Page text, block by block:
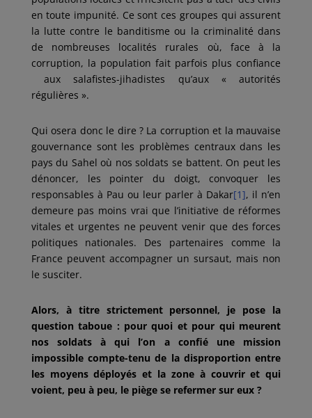
en toute impunité. Ce sont ces groupes qui assurent
la lutte contre le banditisme ou la criminalité dans
de nombreuses localités rurales où, face à la
corruption, la population fait parfois plus confiance
aux salafistes-jihadistes qu’aux « autorités
régulières ».
Qui osera donc le dire ? La corruption et la mauvaise
gouvernance sont les problèmes centraux dans les
pays du Sahel où nos soldats se battent. On peut les
dénoncer, les pointer du doigt, convoquer les
responsables à Pau ou leur parler à Dakar[1], il n’en
demeure pas moins vrai que l’initiative de réformes
vitales et urgentes ne peuvent venir que des forces
politiques nationales. Des partenaires comme la
France peuvent accompagner un sursaut, mais non
le susciter.
Alors, à titre strictement personnel, je pose la
question taboue : pour quoi et pour qui meurent
nos soldats à qui l’on a confié une mission
impossible compte-tenu de la disproportion entre
les moyens déployés et la zone à couvrir et qui
voient, peu à peu, le piège se refermer sur eux ?